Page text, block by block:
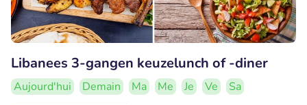
Libanees 3-gangen keuzelunch of -diner
Aujourd'hui Demain Ma Me Je Ve
Sa